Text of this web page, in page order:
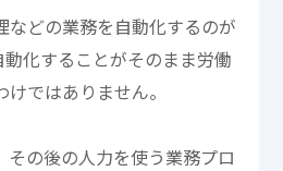
などの業務を自動化するのが
動化することがそのまま労働
ではありません。
その後の人力を使う業務プロ